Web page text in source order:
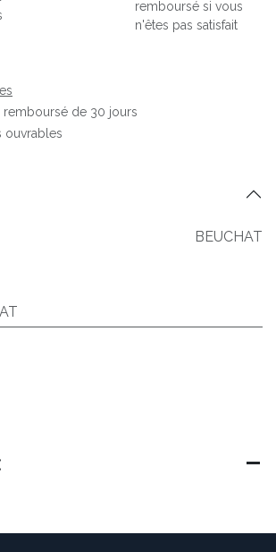
remboursé si vous
n'êtes pas satisfait
remboursé de 30 jours
ouvrables
BEUCHAT